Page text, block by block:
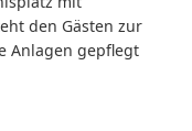
den Gästen zur
Anlagen gepflegt